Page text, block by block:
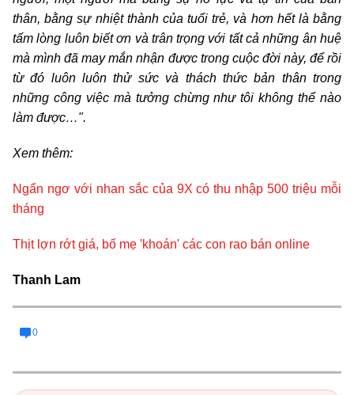
thân, bằng sự nhiệt thành của tuổi trẻ, và hơn hết là bằng
tấm lòng luôn biết ơn và trân trọng với tất cả những ân huệ
mà mình đã may mắn nhận được trong cuộc đời này, để rồi
từ đó luôn luôn thử sức và thách thức bản thân trong
những công việc mà tưởng chừng như tôi không thể nào
làm được…".
Xem thêm:
Ngẩn ngơ với nhan sắc của 9X có thu nhập 500 triệu mỗi
tháng
Thịt lợn rớt giá, bố mẹ 'khoán' các con rao bán online
Thanh Lam
0